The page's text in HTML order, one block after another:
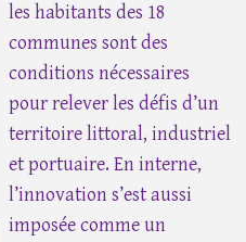
les habitants des 18
communes sont des
conditions nécessaires
pour relever les défis d’un
territoire littoral, industriel
et portuaire. En interne,
l’innovation s’est aussi
imposée comme un